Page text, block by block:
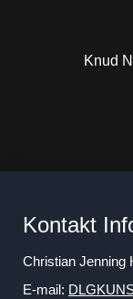
Knud
Kontakt
Christian Jenning
E-mail: